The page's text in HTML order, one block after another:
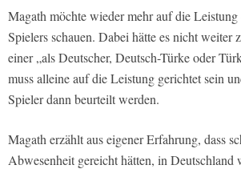
Magath möchte wieder mehr auf die Leistung
Spielers schauen. Dabei hätte es nicht weiter
einer „als Deutscher, Deutsch-Türke oder
muss alleine auf die Leistung gerichtet sein
Spieler dann beurteilt werden.
Magath erzählt aus eigener Erfahrung, dass
Abwesenheit gereicht hätten, in Deutschland